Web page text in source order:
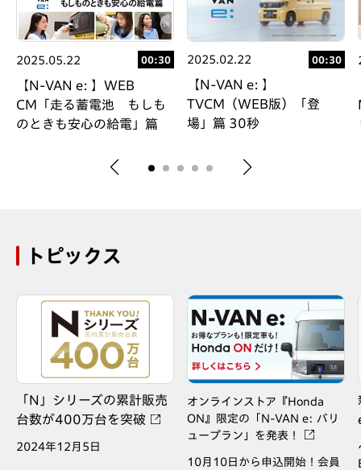
2025.05.22 00:30
【N-VAN e: 】WEB
CM「走る蓄電池 もしも
のときも安心の給電」篇
2025.02.22 00:30
【N-VAN e: 】
TVCM（WEB版）「登
場」篇 30秒
トピックス
「N」シリーズの累計販売
台数が400万台を突破
2024年12月5日
オンラインストア『Honda
ON』限定の「N-VAN e: バリ
ュープラン」を発表！
10月10日から申込開始！会員